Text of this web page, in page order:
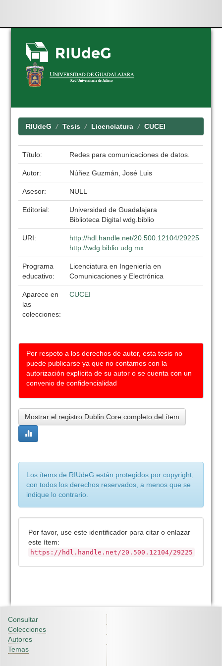
Skip
navigation
RIUdeG Tesis Licenciatura CUCEI
Título: Redes para comunicaciones de datos.
Autor: Núñez Guzmán, José Luis
Asesor: NULL
Editorial:
Universidad de Guadalajara
Biblioteca Digital wdg.biblio
URI:
http://hdl.handle.net/20.500.12104/29225
http://wdg.biblio.udg.mx
Programa
educativo:
Licenciatura en Ingeniería en
Comunicaciones y Electrónica
Aparece en
las
colecciones:
CUCEI
Por respeto a los derechos de autor, esta tesis no
puede publicarse ya que no contamos con la
autorización explícita de su autor o se cuenta con un
convenio de confidencialidad
Mostrar el registro Dublin Core completo del ítem
Los ítems de RIUdeG están protegidos por copyright,
con todos los derechos reservados, a menos que se
indique lo contrario.
Por favor, use este identificador para citar o enlazar
este ítem:
https://hdl.handle.net/20.500.12104/29225
Consultar
Colecciones
Autores
Temas